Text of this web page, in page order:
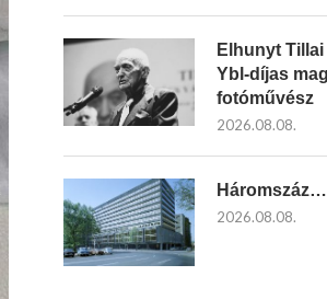
Elhunyt
Ybl-díjas
fotóművész
2026.08.08.
Háromszáz…
2026.08.08.